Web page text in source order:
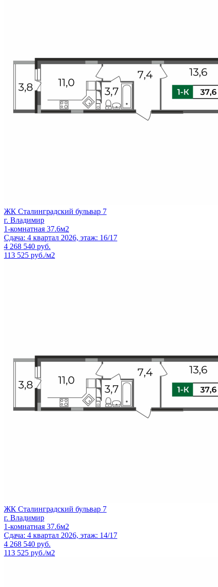
ЖК Сталинградский бульвар 7
г. Владимир
1-комнатная 37.6м2
Сдача: 4 квартал 2026, этаж: 16/17
4 268 540 руб.
113 525 руб./м2
ЖК Сталинградский бульвар 7
г. Владимир
1-комнатная 37.6м2
Сдача: 4 квартал 2026, этаж: 14/17
4 268 540 руб.
113 525 руб./м2